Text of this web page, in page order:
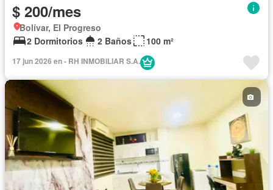
$ 200/mes
Bolívar, El Progreso
2 Dormitorios
2 Baños 100 m²
17 jun 2026 en - RH INMOBILIAR S.A.